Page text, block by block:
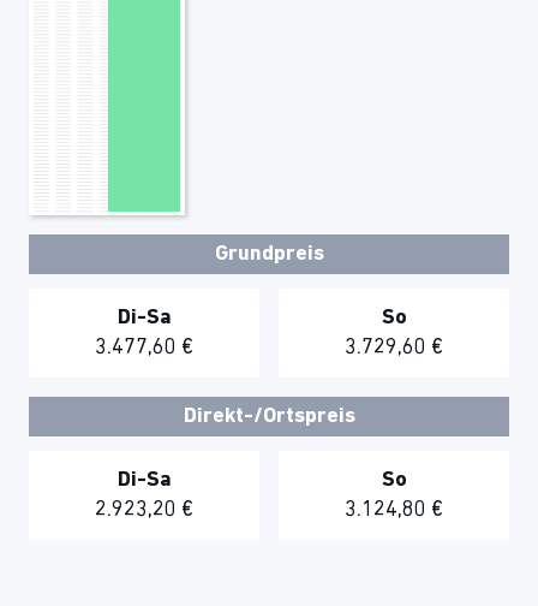
Grundpreis
Di-Sa
3.477,60 €
So
3.729,60 €
Direkt-/Ortspreis
Di-Sa
2.923,20 €
So
3.124,80 €